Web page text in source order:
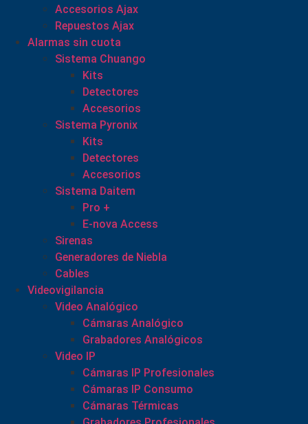
Accesorios Ajax
Repuestos Ajax
Alarmas sin cuota
Sistema Chuango
Kits
Detectores
Accesorios
Sistema Pyronix
Kits
Detectores
Accesorios
Sistema Daitem
Pro +
E-nova Access
Sirenas
Generadores de Niebla
Cables
Videovigilancia
Video Analógico
Cámaras Analógico
Grabadores Analógicos
Video IP
Cámaras IP Profesionales
Cámaras IP Consumo
Cámaras Térmicas